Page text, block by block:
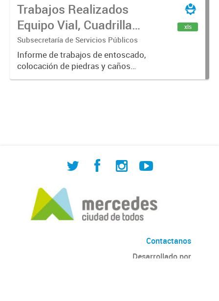
construcción, colocación de tapa
registro, reparación...
Trabajos Realizados
Equipo Vial, Cuadrilla
Bacheo, Servicio
Eléctrico - Noviembre
2021
Subsecretaría de Servicios Públicos
Informe de trabajos de entoscado,
colocación de piedras y caños
(zanjeo - cruce de calles) Informe
xls
Contactanos
Desarrollado por